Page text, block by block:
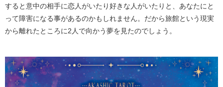
すると意中の相手に恋人がいたり好きな人がいたりと、あなたにと
って障害になる事があるのかもしれません。だから旅館という現実
から離れたところに2人で向かう夢を見たのでしょう。